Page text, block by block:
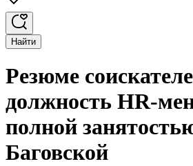
Найти
Резюме
должность HR-
полной
Баговской